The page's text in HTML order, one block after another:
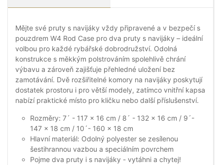
Mějte své pruty s navijáky vždy připravené a v bezpečí s
pouzdrem W4 Rod Case pro dva pruty s navijáky – ideální
volbou pro každé rybářské dobrodružství. Odolná
konstrukce s měkkým polstrováním spolehlivě chrání
výbavu a zároveň zajišťuje přehledné uložení bez
zamotávání. Dvě rozšiřitelné komory na navijáky poskytují
dostatek prostoru i pro větší modely, zatímco vnitřní kapsa
nabízí praktické místo pro kličku nebo další příslušenství.
Rozměry: 7´ - 117 x 16 cm / 8´ - 132 x 16 cm / 9´-
147 x 18 cm / 10´- 160 x 18 cm
Hlavní materiál: Odolný polyester se zesílenou
šestihrannou vazbou a speciálním povrchem
Pojme dva pruty i s navijáky - vytáhni a chytej!